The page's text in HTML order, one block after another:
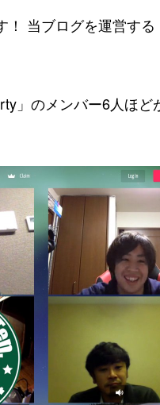
！ 当ブログを運営する
」のメンバー6人ほど